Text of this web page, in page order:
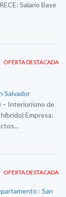
Salario Base
OFERTA DESTACADA
Salvador
– Interiorismo de
Empresa:
OFERTA DESTACADA
: San